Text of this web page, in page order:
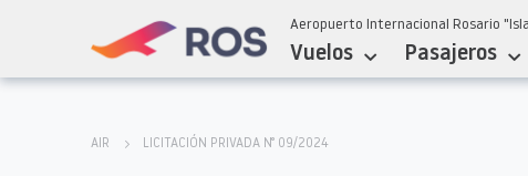
Aeropuerto Internacional Rosario
Vuelos Pasajeros
AIR LICITACIÓN PRIVADA N° 09/2024